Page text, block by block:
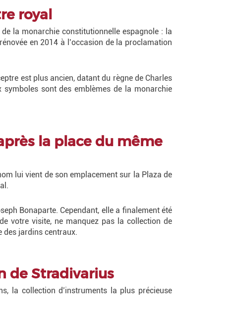
royal
la monarchie constitutionnelle espagnole : la
en 2014 à l’occasion de la proclamation
est plus ancien, datant du règne de Charles
symboles sont des emblèmes de la monarchie
la place du même
lui vient de son emplacement sur la Plaza de
Bonaparte. Cependant, elle a finalement été
votre visite, ne manquez pas la collection de
des jardins centraux.
de Stradivarius
la collection d’instruments la plus précieuse